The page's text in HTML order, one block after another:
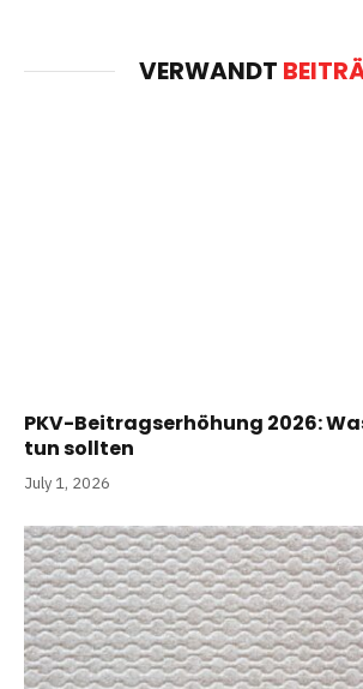
VERWANDT
PKV-Beitragserhöhung 2026:
tun sollten
July 1, 2026